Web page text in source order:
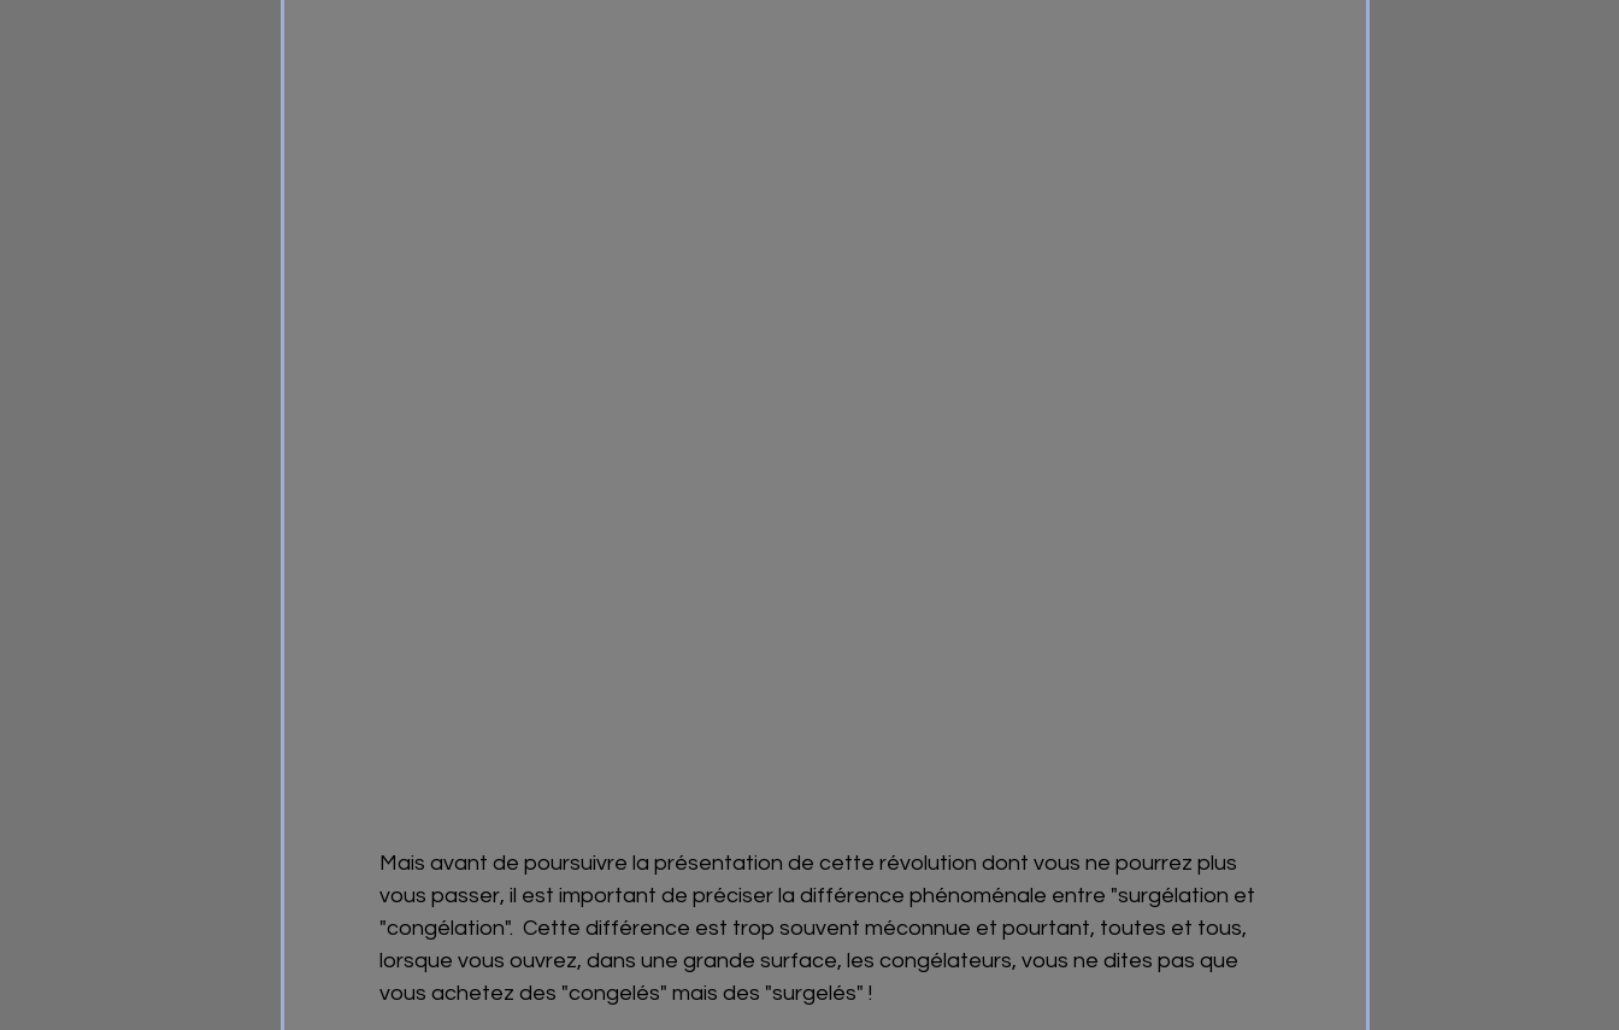
Mais avant de poursuivre la présentation de cette révolution dont vous ne pourrez plus
vous passer, il est important de préciser la différence phénoménale entre "surgélation et
"congélation".  Cette différence est trop souvent méconnue et pourtant, toutes et tous,
lorsque vous ouvrez, dans une grande surface, les congélateurs, vous ne dites pas que
vous achetez des "congelés" mais des "surgelés" !